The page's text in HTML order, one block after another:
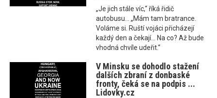
„Je jich stále víc,“ říká řidič
autobusu... „Mám tam bratrance.
Voláme si. Ruští vojáci přicházejí
každý den a čekají… Na co? Až bude
vhodná chvíle udeřit.“
V Minsku se dohodlo stažení
dalších zbraní z donbaské
fronty, čeká se na podpis ...
Lidovky.cz